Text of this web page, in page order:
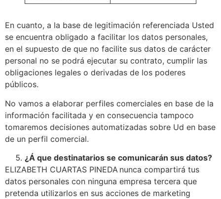
En cuanto, a la base de legitimación referenciada Usted
se encuentra obligado a facilitar los datos personales,
en el supuesto de que no facilite sus datos de carácter
personal no se podrá ejecutar su contrato, cumplir las
obligaciones legales o derivadas de los poderes
públicos.
No vamos a elaborar perfiles comerciales en base de la
información facilitada y en consecuencia tampoco
tomaremos decisiones automatizadas sobre Ud en base
de un perfil comercial.
¿Á que destinatarios se comunicarán sus datos?
ELIZABETH CUARTAS PINEDA nunca compartirá tus
datos personales con ninguna empresa tercera que
pretenda utilizarlos en sus acciones de marketing